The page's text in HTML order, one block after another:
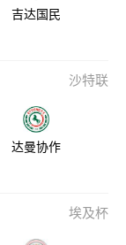
吉达国民
沙特联
达曼协作
埃及杯